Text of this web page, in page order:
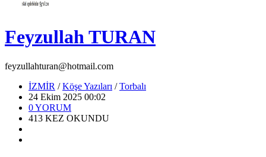
Feyzullah TURAN
feyzullahturan@hotmail.com
İZMİR /Köşe Yazıları /Torbalı
24 Ekim 2025 00:02
0YORUM
413 KEZ OKUNDU